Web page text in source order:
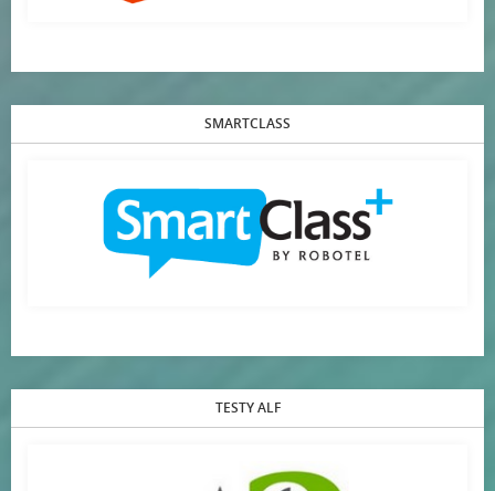
SMARTCLASS
TESTY ALF